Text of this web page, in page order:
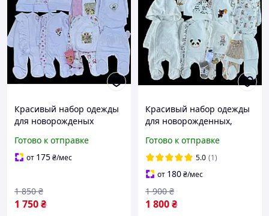
Красивый набор одежды
для новорожденых
одежда для малышей,
осень, 62 см, хлопок
Готово к отправке
от 175₴/мес
1 750₴
1 850 ₴
Красивый набор одежды
для новорожденных,
младенцев, осень, зима,
рост 56 см, хлопок
Готово к отправке
5.0 (1)
от 180₴/мес
1 800₴
1 900 ₴